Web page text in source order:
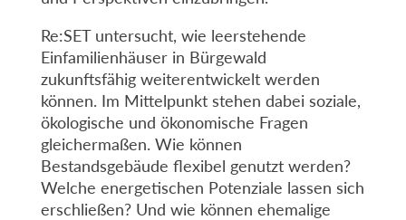
Re:SET untersucht, wie leerstehende
Einfamilienhäuser in Bürgewald
zukunftsfähig weiterentwickelt werden
können. Im Mittelpunkt stehen dabei soziale,
ökologische und ökonomische Fragen
gleichermaßen. Wie können
Bestandsgebäude flexibel genutzt werden?
Welche energetischen Potenziale lassen sich
erschließen? Und wie können ehemalige